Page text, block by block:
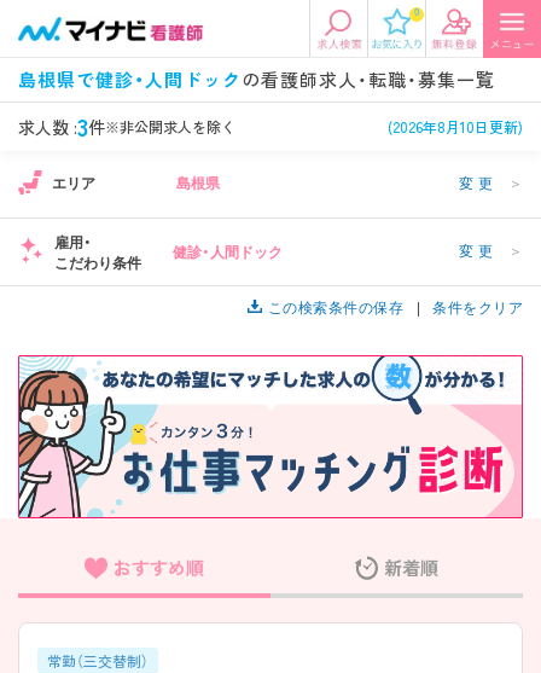
0
島根県で健診・人間ドックの看護師求人・転職・募集一覧
求人数 :3件※非公開求人を除く (2026年8月10日更新)
エリアから探す
エリアから探す 駅・路線から探す
関東
東海 関西
北海道・東北 中国・四国
九州・沖縄
希望の求人条件を選択
条件項目の選択に戻る
看護師、准看護師など 常勤、夜勤なし可など
施設形態 担当業務
病棟、外来など
診察科目
美容外科、
循環器内科など
こだわり条件
未経験歓迎、
年収
年収500万円以上など
雇用形態
正社員、契約社員など
フリーワード検索
エリア 島根県 変更 ＞
雇用・
こだわり条件
健診・人間ドック 変更 ＞
この検索条件の保存 条件をクリア
おすすめ順 新着順
常勤（三交替制）